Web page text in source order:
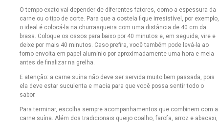
O tempo exato vai depender de diferentes fatores, como a espessura da
carne ou o tipo de corte. Para que a costela fique irresistível, por exemplo,
o ideal é colocá-la na churrasqueira com uma distância de 40 cm da
brasa. Coloque os ossos para baixo por 40 minutos e, em seguida, vire e
deixe por mais 40 minutos. Caso prefira, você também pode levá-la ao
forno envolta em papel alumínio por aproximadamente uma hora e meia
antes de finalizar na grelha.
E atenção: a carne suína não deve ser servida muito bem passada, pois
ela deve estar suculenta e macia para que você possa sentir todo o
sabor.
Para terminar, escolha sempre acompanhamentos que combinem com a
carne suína. Além dos tradicionais queijo coalho, farofa, arroz e abacaxi,